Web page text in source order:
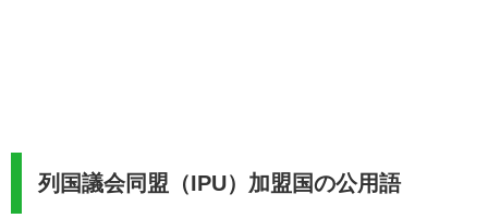
列国議会同盟（IPU）加盟国の公用語